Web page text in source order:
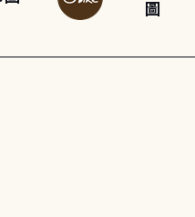
圖